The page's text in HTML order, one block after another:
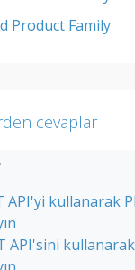
Product Family
cevaplar
API'yi kullanarak
API'sini